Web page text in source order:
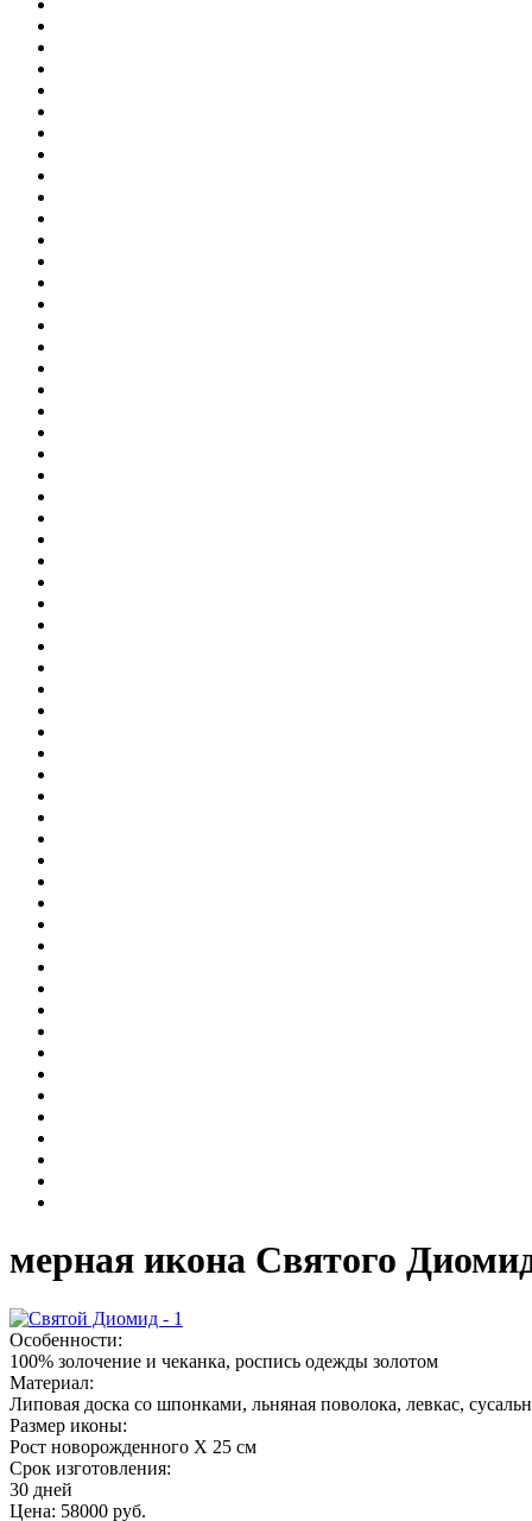
мерная икона Святого
Особенности:
100% золочение и чеканка, роспись одежды золотом
Материал:
Липовая доска со шпонками, льняная поволока, левкас,
Размер иконы:
Рост новорожденного Х 25 см
Срок изготовления:
30 дней
Цена: 58000 руб.